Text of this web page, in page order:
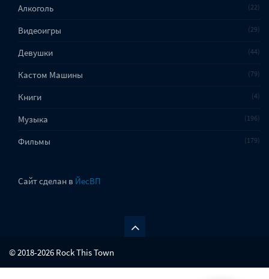
Алкоголь 22
Видеоигры 29
Девушки 44
Кастом Машины 79
Книги 4
Музыка 196
Фильмы 179
Сайт сделан в ЙесВП
© 2018-2026 Rock This Town